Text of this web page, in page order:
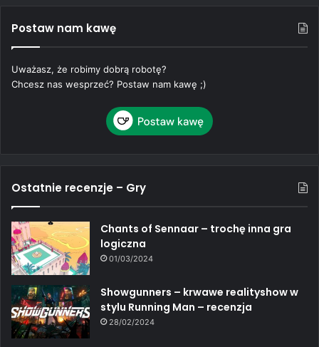
Postaw nam kawę
Uważasz, że robimy dobrą robotę?
Chcesz nas wesprzeć? Postaw nam kawę ;)
Ostatnie recenzje – Gry
Chants of Sennaar – trochę inna gra
logiczna
01/03/2024
Showgunners – krwawe realityshow w
stylu Running Man – recenzja
28/02/2024